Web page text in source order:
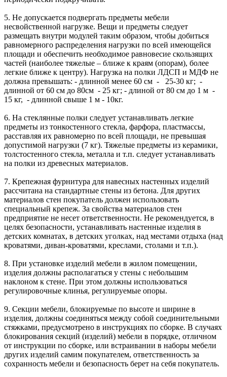
5. Не допускается подвергать предметы мебели
несвойственной нагрузке. Вещи и предметы следует
размещать внутри модулей таким образом, чтобы добиться
равномерного распределения нагрузки по всей имеющейся
площади и обеспечить необходимое равновесие скользящих
частей (наиболее тяжелые – ближе к краям (опорам), более
легкие ближе к центру). Нагрузка на полки ЛДСП и МДФ не
должна превышать: - длинной менее 60 см - 25-30 кг; -
длинной от 60 см до 80см - 25 кг; - длиной от 80 см до 1 м -
15 кг, - длинной свыше 1 м - 10кг.
6. На стеклянные полки следует устанавливать легкие
предметы из тонкостенного стекла, фарфора, пластмассы,
расставляя их равномерно по всей площади, не превышая
допустимой нагрузки (7 кг). Тяжелые предметы из керамики,
толстостенного стекла, металла и т.п. следует устанавливать
на полки из древесных материалов.
7. Крепежная фурнитура для навесных настенных изделий
рассчитана на стандартные стены из бетона. Для других
материалов стен покупатель должен использовать
специальный крепеж. За свойства материалов стен
предприятие не несет ответственности. Не рекомендуется, в
целях безопасности, устанавливать настенные изделия в
детских комнатах, в детских уголках, над местами отдыха (над
кроватями, диван-кроватями, креслами, столами и т.п.).
8. При установке изделий мебели в жилом помещении,
изделия должны располагаться у стены с небольшим
наклоном к стене. При этом должны использоваться
регулировочные клинья, регулируемые опоры.
9. Секции мебели, блокируемые по высоте и ширине в
изделия, должны соединяться между собой соединительными
стяжками, предусмотрено в инструкциях по сборке. В случаях
блокирования секций (изделий) мебели в порядке, отличном
от инструкции по сборке, или встраивании в наборы мебели
других изделий самим покупателем, ответственность за
сохранность мебели и безопасность берет на себя покупатель.